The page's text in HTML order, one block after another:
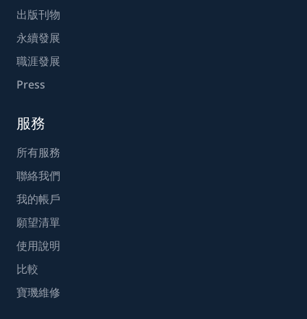
出版刊物
永續發展
職涯發展
Press
服務
所有服務
聯絡我們
我的帳戶
願望清單
使用說明
比較
寶璣維修